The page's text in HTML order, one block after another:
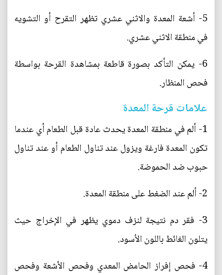
5- أشعة المعدة والاثني عشري تظهر التقرح أو التشويه
في منطقة الاثني عشري.
6- يمكن التأكد بصورة قاطعة بمشاهدة القرحة بواسطة
فحص المنظار.
علامات قرحة المعدة
1- ألم في منطقة المعدة يحدث عادة قبل الطعام أي عندما
تكون المعدة فارغة ويزول عند تناول الطعام أو عند تناول
حبوب ضد الحموضة.
2- ألم عند الضغط على منطقة المعدة.
3- فقر دم نتيجة لنزف دموي يظهر في الإخراج حيث
يتلون الغائط باللون الأسود.
4- فحص إفراز الحامض المعدي وفحص الأشعة وفحص